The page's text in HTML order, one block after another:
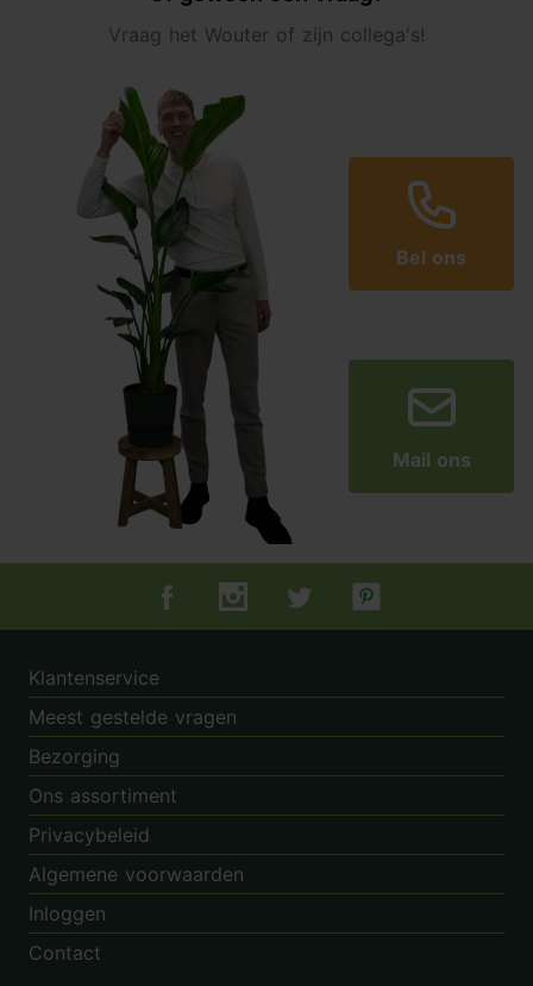
Vraag het Wouter of zijn collega's!
Bel ons
Mail ons
Tuincentrum.nl op Facebook
Tuincentrum.nl op Instagram
Tuincentrum.nl op Twitter
Tuincentrum.nl op
Klantenservice
Meest gestelde vragen
Bezorging
Ons assortiment
Privacybeleid
Algemene voorwaarden
Inloggen
Contact